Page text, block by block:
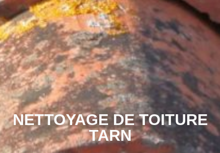
NETTOYAGE DE TOITURE
TARN